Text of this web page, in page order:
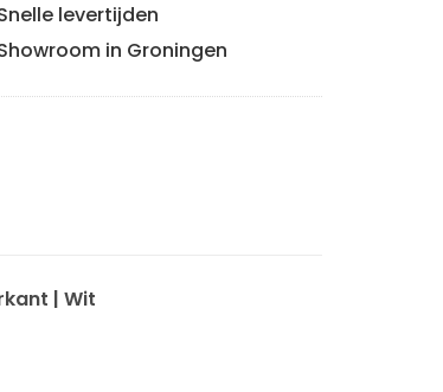
levertijden
in Groningen
| Wit